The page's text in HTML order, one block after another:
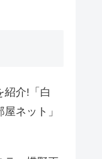
紹介!「白
ネット」